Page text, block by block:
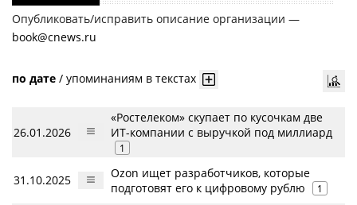
Опубликовать/исправить описание организации —
book@cnews.ru
по дате / упоминаниям в текстах
26.01.2026
«Ростелеком» скупает по кусочкам две
ИТ-компании с выручкой под миллиард
1
31.10.2025
Ozon ищет разработчиков, которые
подготовят его к цифровому рублю
1